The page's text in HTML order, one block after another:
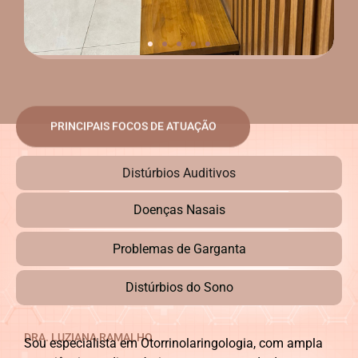
PRINCIPAIS FOCOS DE ATUAÇÃO
DRA. LUZIANA RAMALHO
Sou especialista em Otorrinolaringologia, com ampla
Distúrbios Auditivos
Doenças Nasais
Problemas de Garganta
Distúrbios do Sono